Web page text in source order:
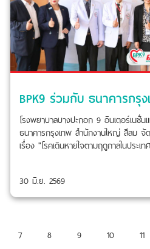
โรงพยาบาลบางปะกอก 9 อินเตอร์เนชั่
ธนาคารกรุงเทพ สำนักงานใหญ่ สีลม จั
เรื่อง "โรคเดินหายใจตามฤดูกาลในประ
ภู่วรวรรณ (แพทย์เฉพาะทางกุมารเวชศา
อาหาร และโรคไวรัส) เมื่อวันที่ 30 มิถุ
30 มิ.ย. 2569
7 8 9 10 11